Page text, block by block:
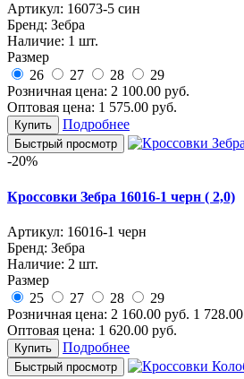
Артикул: 16073-5 син
Бренд: Зебра
Наличие: 1 шт.
Размер
26
27 28
29
Розничная цена: 2 100.00 руб.
Оптовая цена: 1 575.00 руб.
Купить Подробнее
Быстрый просмотр
-20%
Кроссовки Зебра 16016-1 черн ( 2,0)
Артикул: 16016-1 черн
Бренд: Зебра
Наличие: 2 шт.
Размер
25
27 28
29
Розничная цена: 2 160.00 руб. 1 728.00
Оптовая цена: 1 620.00 руб.
Купить Подробнее
Быстрый просмотр